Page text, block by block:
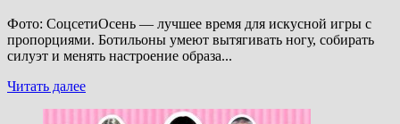
Фото: СоцсетиОсень — лучшее время для искусной игры с
пропорциями. Ботильоны умеют вытягивать ногу, собирать
силуэт и менять настроение образа...
Читать далееПрочитать